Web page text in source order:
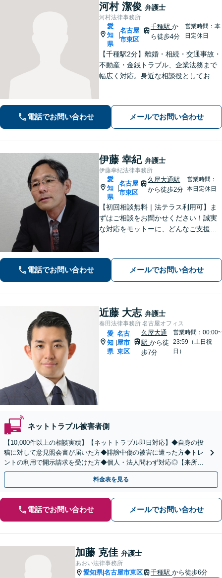
河村 潔俊 弁護士
河村法律事務所
愛
知
県
名古屋
市東区
千種駅 か
ら徒歩4分
営業時間：本
日定休日
【千種駅2分】離婚・相続・交通事故・
不動産・金銭トラブル、企業法務まで
幅広く対応。身近な相談役としてお悩
め、まずは気軽にご相談ください。
【土日祝対応可、夜間対応可】【オン
ライン対応可】
電話でお問い合わせ メールでお問い合わせ
伊藤 幸紀 弁護士
伊藤幸紀法律事務所
愛
知
県
|
名古屋
市東区
久屋大通駅
から徒歩2分
営業時間：
本日定休日
【初回相談無料｜法テラス利用可】ま
ずはご相談をお聞かせください！誠実
な対応をモットーに、どんなご支援が
で電話相談も対応いたしますので、お
気軽にお問合せください【久屋大通駅2
分】
電話でお問い合わせ メールでお問い合わせ
近藤 大志 弁護士
春田法律事務所 名古屋オフィス
愛
知
県
名古
屋市
東区
久屋大通
駅から徒
歩7分
営業時間：00:00~
23:59（土日祝
日）
ネットトラブル被害者側
【10,000件以上の相談実績】【ネットトラブル即日対応】◆自身の投
稿に対して意見照会書が届いた方◆誹謗中傷の被害に遭った方◆トレ
ントの利用で開示請求を受けた方◆個人・法人問わず対応◎【来所不
要／LINE相談可】
料金表を見る
電話でお問い合わせ メールでお問い合わせ
加藤 克佳 弁護士
あおい法律事務所
愛知県|名古屋市東区 千種駅 から徒歩6分